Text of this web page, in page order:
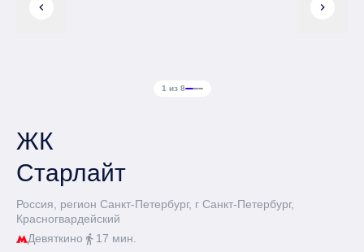
chevron_left chevron_right
1 из 8
ЖК
Старлайт
Россия, регион Санкт-Петербург, г Санкт-Петербург,
Красногвардейский
Девяткино directions_walk 17 мин.